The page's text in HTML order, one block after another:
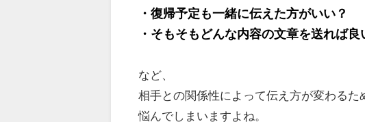
・復帰予定も一緒に伝えた方がいい？
・そもそもどんな内容の文章を送れば良
など、
相手との関係性によって伝え方が変わるた
悩んでしまいますよね。